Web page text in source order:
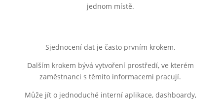
jednom místě.
Sjednocení dat je často prvním krokem.
Dalším krokem bývá vytvoření prostředí, ve kterém
zaměstnanci s těmito informacemi pracují.
Může jít o jednoduché interní aplikace, dashboardy,